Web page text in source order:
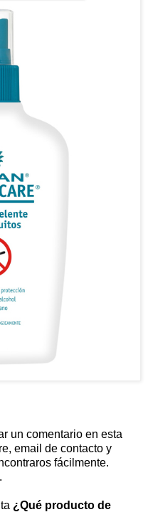
un comentario en esta
email de contacto y
fácilmente.
¿Qué producto de